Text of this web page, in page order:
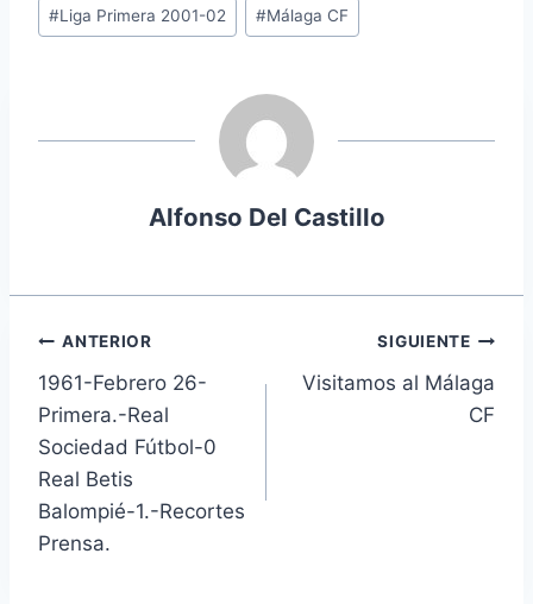
la#Liga Primera 2001-02 #Málaga CF
Alfonso Del Castillo
Navegación
de
entradas
ANTERIOR
1961-Febrero 26-
Primera.-Real
Sociedad Fútbol-0
Real Betis
Balompié-1.-Recortes
Prensa.
SIGUIENTE
Visitamos al Málaga
CF